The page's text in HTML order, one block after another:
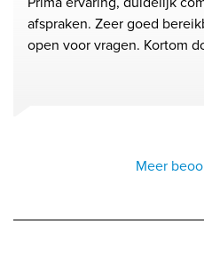
afspraken. Zeer goed
open voor vragen. Kortom
Meer